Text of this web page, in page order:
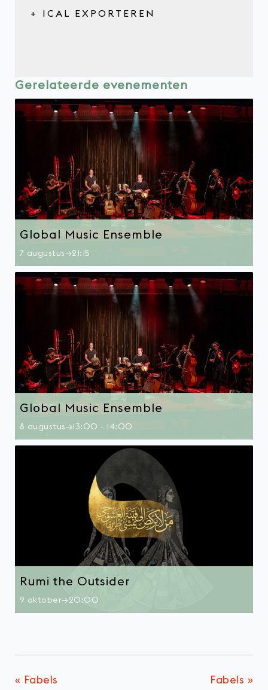
+ ICAL EXPORTEREN
Gerelateerde evenementen
Global Music Ensemble
7 augustus→21:15
Global Music Ensemble
8 augustus→13:00 - 14:00
Rumi the Outsider
9 oktober→20:00
« Fabels Fabels »